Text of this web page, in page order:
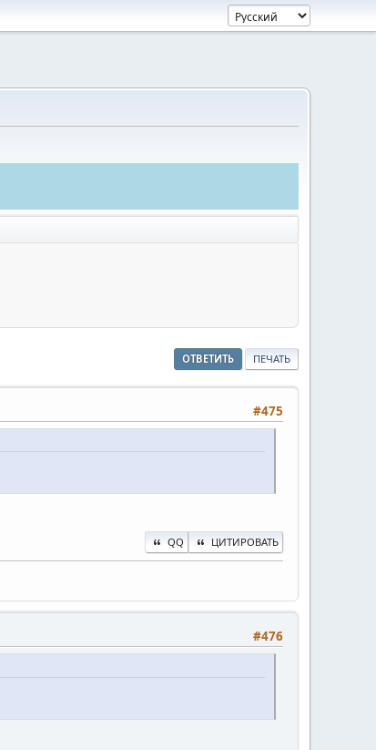
ОТВЕТИТЬ ПЕЧАТЬ
#475
QQ ЦИТИРОВАТЬ
#476